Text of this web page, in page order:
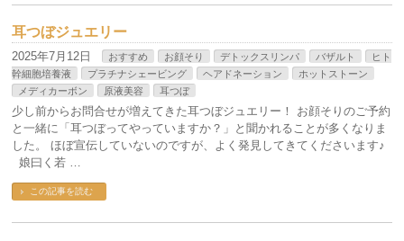
耳つぼジュエリー
2025年7月12日 おすすめ お顔そり デトックスリンパ バザルト
ヒト
幹細胞培養液
プラチナシェービング ヘアドネーション
ホットストーン
メディカーボン
原液美容 耳つぼ
少し前からお問合せが増えてきた耳つぼジュエリー！ お顔そりのご予約
と一緒に「耳つぼってやっていますか？」と聞かれることが多くなりま
した。 ほぼ宣伝していないのですが、よく発見してきてくださいます♪
娘曰く若 …
この記事を読む